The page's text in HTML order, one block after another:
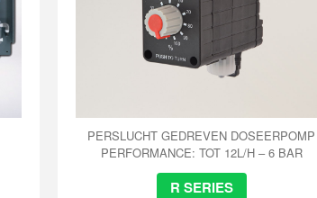
PERSLUCHT GEDREVEN DOSEERPOMP
PERFORMANCE: TOT 12L/H – 6 BAR
R SERIES